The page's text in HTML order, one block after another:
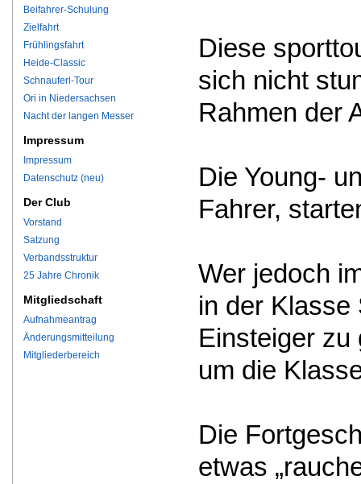
Beifahrer-Schulung
Zielfahrt
Frühlingsfahrt
Heide-Classic
Schnauferl-Tour
Ori in Niedersachsen
Nacht der langen Messer
Impressum
Impressum
Datenschutz (neu)
Der Club
Vorstand
Satzung
Verbandsstruktur
25 Jahre Chronik
Mitgliedschaft
Aufnahmeantrag
Änderungsmitteilung
Mitgliederbereich
Diese
sich nicht
Rahmen der
Die Young-
Fahrer,
Wer jedoch
in der Klasse
Einsteiger zu
um die
Die
etwas